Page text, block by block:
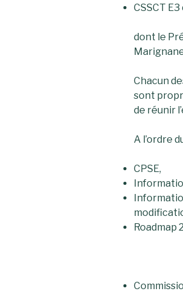
CSSCT
dont le
Chacun
sont
de réunir
A l’ordre
CPSE,
Roadmap